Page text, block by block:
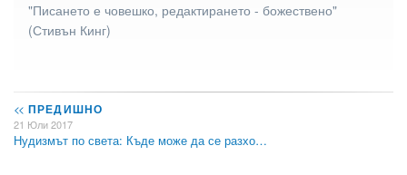
"Писането е човешко, редактирането - божествено"
(Стивън Кинг)
<< ПРЕДИШНО
21 Юли 2017
Нудизмът по света: Къде може да се разхо…